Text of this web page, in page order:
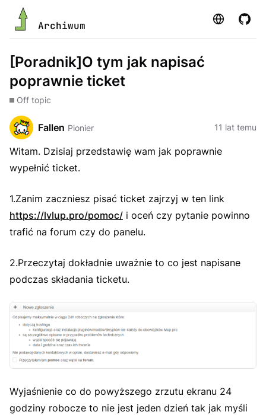
Archiwum Strona
[Poradnik]O tym jak napisać
poprawnie ticket
Off topic
Fallen Pionier 11 lat temu
Witam. Dzisiaj przedstawię wam jak poprawnie
wypełnić ticket.
1.Zanim zaczniesz pisać ticket zajrzyj w ten link
https://lvlup.pro/pomoc/ i oceń czy pytanie powinno
trafić na forum czy do panelu.
2.Przeczytaj dokładnie uważnie to co jest napisane
podczas składania ticketu.
Wyjaśnienie co do powyższego zrzutu ekranu 24
godziny robocze to nie jest jeden dzień tak jak myśli